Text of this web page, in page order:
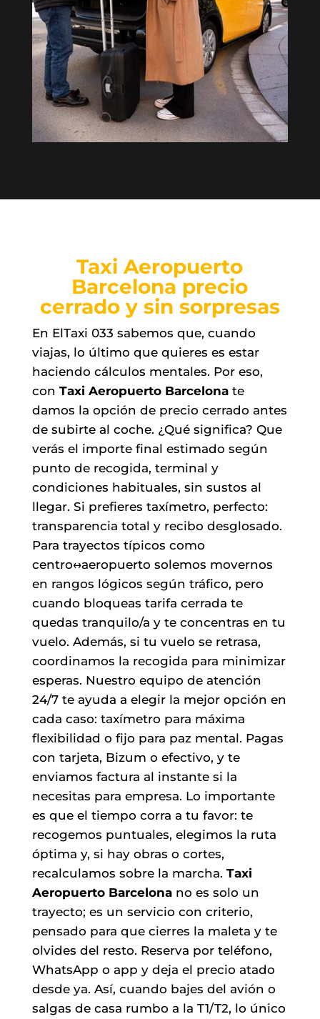
Taxi Aeropuerto
Barcelona precio
cerrado y sin sorpresas
En ElTaxi 033 sabemos que, cuando
viajas, lo último que quieres es estar
haciendo cálculos mentales. Por eso,
con Taxi Aeropuerto Barcelonate
damos la opción de precio cerrado antes
de subirte al coche. ¿Qué significa? Que
verás el importe final estimado según
punto de recogida, terminal y
condiciones habituales, sin sustos al
llegar. Si prefieres taxímetro, perfecto:
transparencia total y recibo desglosado.
Para trayectos típicos como
centro↔aeropuerto solemos movernos
en rangos lógicos según tráfico, pero
cuando bloqueas tarifa cerrada te
quedas tranquilo/a y te concentras en tu
vuelo. Además, si tu vuelo se retrasa,
coordinamos la recogida para minimizar
esperas. Nuestro equipo de atención
24/7 te ayuda a elegir la mejor opción en
cada caso: taxímetro para máxima
flexibilidad o fijo para paz mental. Pagas
con tarjeta, Bizum o efectivo, y te
enviamos factura al instante si la
necesitas para empresa. Lo importante
es que el tiempo corra a tu favor: te
recogemos puntuales, elegimos la ruta
óptima y, si hay obras o cortes,
recalculamos sobre la marcha. Taxi
Aeropuerto Barcelonano es solo un
trayecto; es un servicio con criterio,
pensado para que cierres la maleta y te
olvides del resto. Reserva por teléfono,
WhatsApp o app y deja el precio atado
desde ya. Así, cuando bajes del avión o
salgas de casa rumbo a la T1/T2, lo único